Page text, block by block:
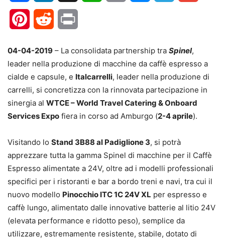
PinterestReddit
04-04-2019 – La consolidata partnership tra Spinel,
leader nella produzione di macchine da caffè espresso a
cialde e capsule, e Italcarrelli, leader nella produzione di
carrelli, si concretizza con la rinnovata partecipazione in
sinergia al WTCE – World Travel Catering & Onboard
Services Expo fiera in corso ad Amburgo (2-4 aprile).
Visitando lo Stand 3B88 al Padiglione 3, si potrà
apprezzare tutta la gamma Spinel di macchine per il Caffè
Espresso alimentate a 24V, oltre ad i modelli professionali
specifici per i ristoranti e bar a bordo treni e navi, tra cui il
nuovo modello Pinocchio ITC 1C 24V XL per espresso e
caffè lungo, alimentato dalle innovative batterie al litio 24V
(elevata performance e ridotto peso), semplice da
utilizzare, estremamente resistente, stabile, dotato di